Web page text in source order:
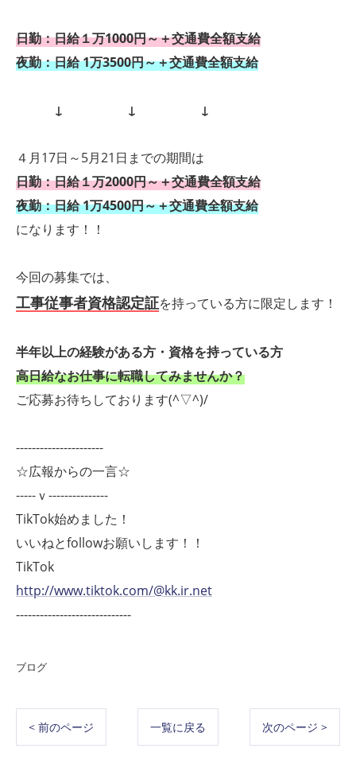
日勤：日給１万1000円～＋交通費全額支給
夜勤：日給 1万3500円～＋交通費全額支給
↓ ↓ ↓
４月17日～5月21日までの期間は
日勤：日給１万2000円～＋交通費全額支給
夜勤：日給 1万4500円～＋交通費全額支給
になります！！
今回の募集では、
工事従事者資格認定証を持っている方に限定します！
半年以上の経験がある方・資格を持っている方
高日給なお仕事に転職してみませんか？
ご応募お待ちしております(^▽^)/
----------------------
☆広報からの一言☆
-----ｖ---------------
TikTok始めました！
いいねとfollowお願いします！！
TikTok
http://www.tiktok.com/@kk.ir.net
-----------------------------
ブログ
< 前のページ 一覧に戻る 次のページ >